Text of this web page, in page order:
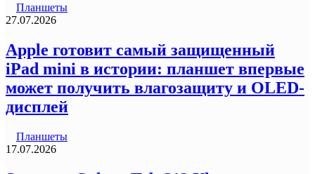
Планшеты
27.07.2026
Apple готовит самый защищенный
iPad mini в истории: планшет впервые
может получить влагозащиту и OLED-
дисплей
Планшеты
17.07.2026